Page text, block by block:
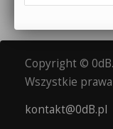
Copyright ©
Wszystkie
kontakt@0dB.pl